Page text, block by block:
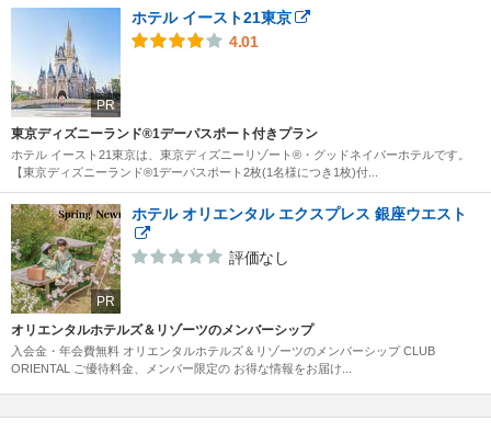
PR
ホテル イースト21東京
4.01
東京ディズニーランド®1デーパスポート付きプラン
ホテル イースト21東京は、東京ディズニーリゾート®・グッドネイバーホテルです。
【東京ディズニーランド®1デーパスポート2枚(1名様につき1枚)付...
PR
ホテル オリエンタル エクスプレス 銀座ウエスト
評価なし
オリエンタルホテルズ＆リゾーツのメンバーシップ
入会金・年会費無料 オリエンタルホテルズ＆リゾーツのメンバーシップ CLUB
ORIENTAL ご優待料金、メンバー限定の お得な情報をお届け...